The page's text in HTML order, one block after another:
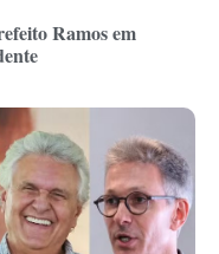
Ramos em